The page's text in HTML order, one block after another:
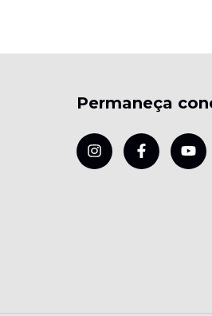
Permaneça